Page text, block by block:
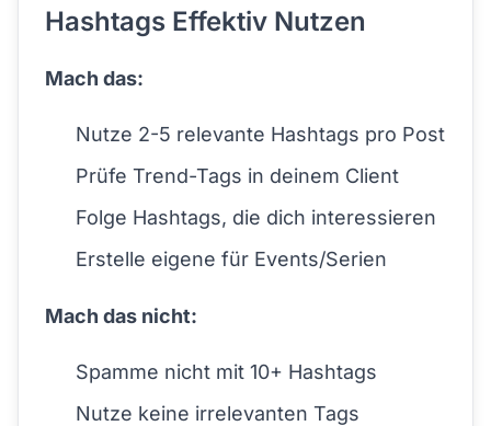
Hashtags Effektiv Nutzen
Mach das:
Nutze 2-5 relevante Hashtags pro Post
Prüfe Trend-Tags in deinem Client
Folge Hashtags, die dich interessieren
Erstelle eigene für Events/Serien
Mach das nicht:
Spamme nicht mit 10+ Hashtags
Nutze keine irrelevanten Tags